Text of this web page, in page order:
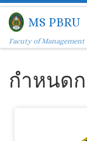
Skip to content
MS PBRU
Facuty of Management
กำหนด